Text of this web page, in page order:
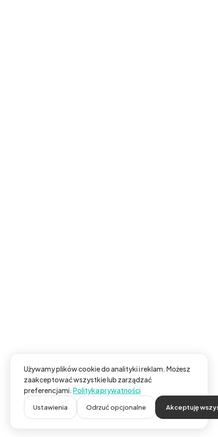
Używamy plików cookie do analityki i reklam. Możesz
zaakceptować wszystkie lub zarządzać
preferencjami. Polityka prywatności
Ustawienia Odrzuć opcjonalne Akceptuję